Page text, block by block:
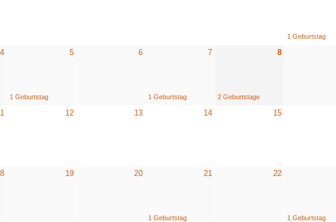
1 Geburtstag
4 5
1 Geburtstag
6 7
1 Geburtstag
8
2 Geburtstage
12 13 14 15
19 20 21
1 Geburtstag
22
1 Geburtstag